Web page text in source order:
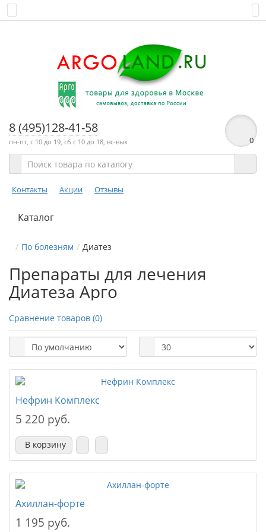
8 (495)128-41-58
пн-пт, с 10 до 19, сб с 10 до 18, вс-вых 0
Контакты Акции Отзывы
Каталог
По болезням Диатез
Препараты для лечения
Диатеза Арго
Сравнение товаров (0)
Нефрин Комплекс
5 220 руб.
В корзину
Ахиллан-форте
1 195 руб.